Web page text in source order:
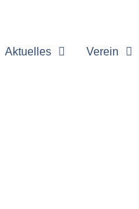
Aktuelles Verein